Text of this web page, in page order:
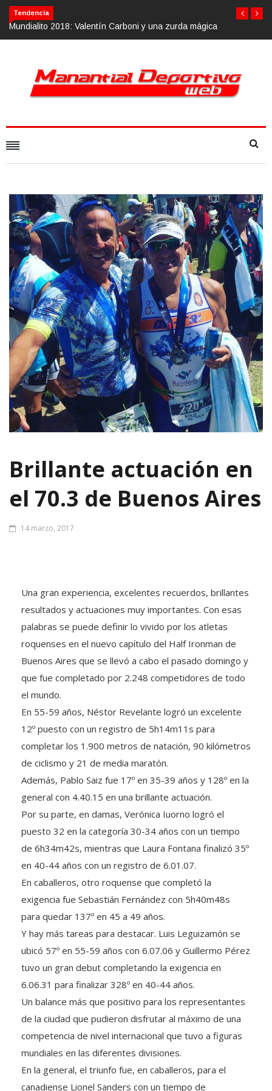
Tendencia
zurda mágicaCalvario Race 2018, 10 de noviembre
Brillante actuación en
el 70.3 de Buenos Aires
14 marzo, 2017
Una gran experiencia, excelentes recuerdos, brillantes
resultados y actuaciones muy importantes. Con esas
palabras se puede definir lo vivido por los atletas
roquenses en el nuevo capítulo del Half Ironman de
Buenos Aires que se llevó a cabo el pasado domingo y
que fue completado por 2.248 competidores de todo
el mundo.
En 55-59 años, Néstor Revelante logró un excelente
12º puesto con un registro de 5h14m11s para
completar los 1.900 metros de natación, 90 kilómetros
de ciclismo y 21 de media maratón.
Además, Pablo Saiz fue 17º en 35-39 años y 128º en la
general con 4.40.15 en una brillante actuación.
Por su parte, en damas, Verónica Iuorno logró el
puesto 32 en la categoría 30-34 años con un tiempo
de 6h34m42s, mientras que Laura Fontana finalizó 35º
en 40-44 años con un registro de 6.01.07.
En caballeros, otro roquense que completó la
exigencia fue Sebastián Fernández con 5h40m48s
para quedar 137º en 45 a 49 años.
Y hay más tareas para destacar. Luis Leguizamón se
ubicó 57º en 55-59 años con 6.07.06 y Guillermo Pérez
tuvo un gran debut completando la exigencia en
6.06.31 para finalizar 328º en 40-44 años.
Un balance más que positivo para los representantes
de la ciudad que pudieron disfrutar al máximo de una
competencia de nivel internacional que tuvo a figuras
mundiales en las diferentes divisiones.
En la general, el triunfo fue, en caballeros, para el
canadiense Lionel Sanders con un tiempo de